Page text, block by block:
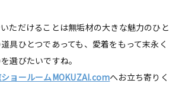
ただけることは無垢材の大きな魅力のひと
具ひとつであっても、愛着をもって末永く
選びたいですね。
ョールームMOKUZAI.comへお立ち寄りく